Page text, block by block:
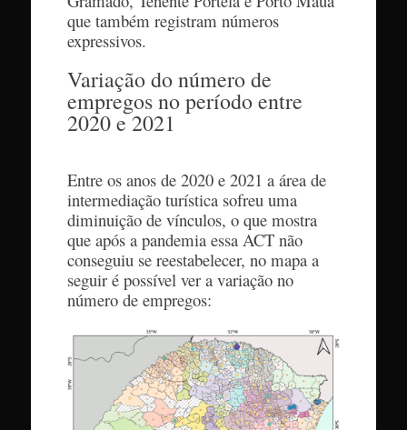
que também registram números
expressivos.
Variação do número de
empregos no período entre
2020 e 2021
Entre os anos de 2020 e 2021 a área de
intermediação turística sofreu uma
diminuição de vínculos, o que mostra
que após a pandemia essa ACT não
conseguiu se reestabelecer, no mapa a
seguir é possível ver a variação no
número de empregos: